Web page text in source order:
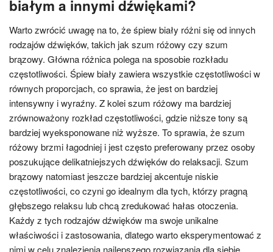
białym a innymi dźwiękami?
Warto zwrócić uwagę na to, że śpiew biały różni się od innych
rodzajów dźwięków, takich jak szum różowy czy szum
brązowy. Główna różnica polega na sposobie rozkładu
częstotliwości. Śpiew biały zawiera wszystkie częstotliwości w
równych proporcjach, co sprawia, że jest on bardziej
intensywny i wyraźny. Z kolei szum różowy ma bardziej
zrównoważony rozkład częstotliwości, gdzie niższe tony są
bardziej wyeksponowane niż wyższe. To sprawia, że szum
różowy brzmi łagodniej i jest często preferowany przez osoby
poszukujące delikatniejszych dźwięków do relaksacji. Szum
brązowy natomiast jeszcze bardziej akcentuje niskie
częstotliwości, co czyni go idealnym dla tych, którzy pragną
głębszego relaksu lub chcą zredukować hałas otoczenia.
Każdy z tych rodzajów dźwięków ma swoje unikalne
właściwości i zastosowania, dlatego warto eksperymentować z
nimi w celu znalezienia najlepszego rozwiązania dla siebie.